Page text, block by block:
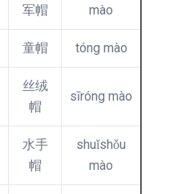
军帽
mào
童帽 tóng mào
丝绒
帽
sīróng mào
水手
帽
shuǐshǒu
mào